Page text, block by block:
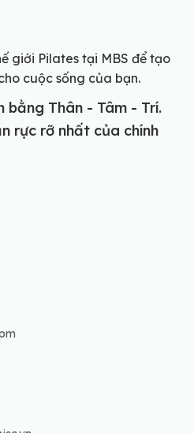
giới Pilates tại MBS để tạo
cuộc sống của bạn.
bằng Thân - Tâm - Trí.
rực rỡ nhất của chính